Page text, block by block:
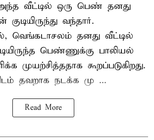
அந்த வீட்டில் ஒரு பெண் தனது
வந்தார்.
வெங்கடாசலம் தனது வீட்டில்
பெண்ணுக்கு பாலியல்
கூறப்படுகிறது.
தவறாக நடக்க மு ...
Read More